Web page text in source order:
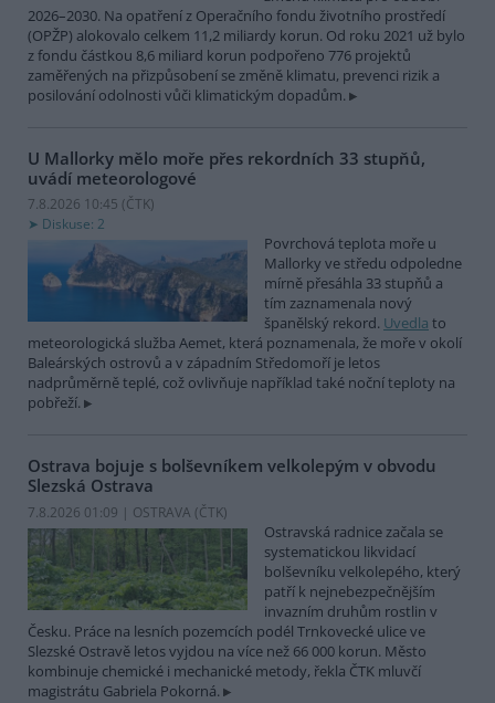
2026–2030. Na opatření z Operačního fondu životního prostředí
(OPŽP) alokovalo celkem 11,2 miliardy korun. Od roku 2021 už bylo
z fondu částkou 8,6 miliard korun podpořeno 776 projektů
zaměřených na přizpůsobení se změně klimatu, prevenci rizik a
posilování odolnosti vůči klimatickým dopadům.
U Mallorky mělo moře přes rekordních 33 stupňů,
uvádí meteorologové
7.8.2026 10:45 (ČTK)
Diskuse: 2
Povrchová teplota moře u
Mallorky ve středu odpoledne
mírně přesáhla 33 stupňů a
tím zaznamenala nový
španělský rekord. Uvedla to
meteorologická služba Aemet, která poznamenala, že moře v okolí
Baleárských ostrovů a v západním Středomoří je letos
nadprůměrně teplé, což ovlivňuje například také noční teploty na
pobřeží.
Ostrava bojuje s bolševníkem velkolepým v obvodu
Slezská Ostrava
7.8.2026 01:09 | OSTRAVA (ČTK)
Ostravská radnice začala se
systematickou likvidací
bolševníku velkolepého, který
patří k nejnebezpečnějším
invazním druhům rostlin v
Česku. Práce na lesních pozemcích podél Trnkovecké ulice ve
Slezské Ostravě letos vyjdou na více než 66 000 korun. Město
kombinuje chemické i mechanické metody, řekla ČTK mluvčí
magistrátu Gabriela Pokorná.